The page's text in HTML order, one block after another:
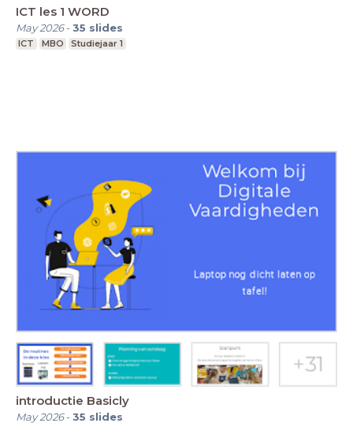
ICT les 1 WORD
May 2026-35 slides
ICT MBO Studiejaar 1
introductie Basicly
May 2026-35 slides